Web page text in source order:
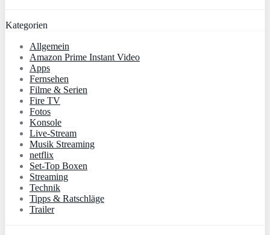
Kategorien
Allgemein
Amazon Prime Instant Video
Apps
Fernsehen
Filme & Serien
Fire TV
Fotos
Konsole
Live-Stream
Musik Streaming
netflix
Set-Top Boxen
Streaming
Technik
Tipps & Ratschläge
Trailer